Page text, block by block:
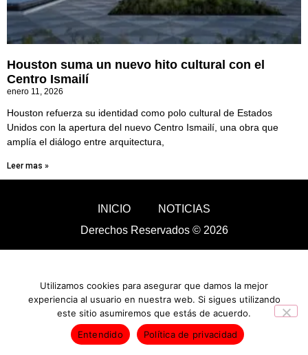
Houston suma un nuevo hito cultural con el
Centro Ismailí
enero 11, 2026
Houston refuerza su identidad como polo cultural de Estados
Unidos con la apertura del nuevo Centro Ismailí, una obra que
amplía el diálogo entre arquitectura,
Leer mas »
INICIO
NOTICIAS
Derechos Reservados © 2026
Utilizamos cookies para asegurar que damos la mejor
experiencia al usuario en nuestra web. Si sigues utilizando
este sitio asumiremos que estás de acuerdo.
Entendido
Política de privacidad